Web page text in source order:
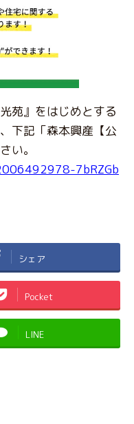
苑』をはじめとする
下記「森本興産【公
い。
7bRZGb
シェア
Pocket
LINE